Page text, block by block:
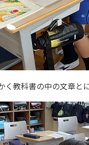
く教科書の中の文章と